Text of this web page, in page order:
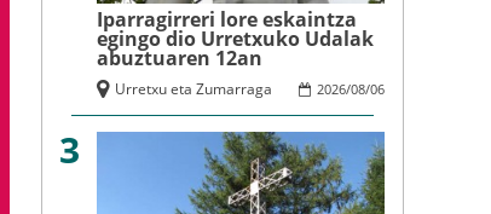
Iparragirreri lore eskaintza
egingo dio Urretxuko Udalak
abuztuaren 12an
2026/08/06
Urretxu eta Zumarraga
3